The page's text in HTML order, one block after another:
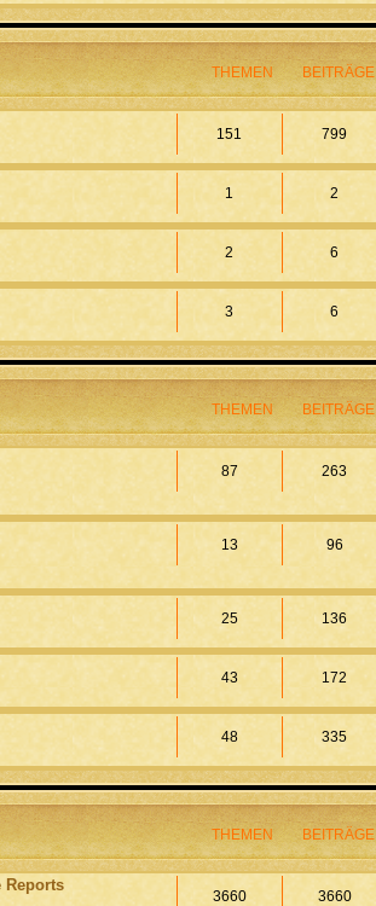
THEMEN BEITRÄGE
151 799
1 2
2 6
3 6
THEMEN BEITRÄGE
87 263
13 96
25 136
43 172
48 335
THEMEN BEITRÄGE
Reports
3660 3660